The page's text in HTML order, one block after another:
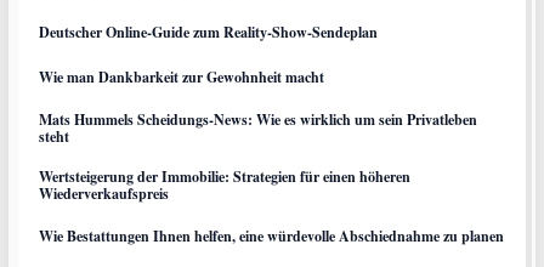
Deutscher Online-Guide zum Reality-Show-Sendeplan
Wie man Dankbarkeit zur Gewohnheit macht
Mats Hummels Scheidungs‑News: Wie es wirklich um sein Privatleben
steht
Wertsteigerung der Immobilie: Strategien für einen höheren
Wiederverkaufspreis
Wie Bestattungen Ihnen helfen, eine würdevolle Abschiednahme zu planen